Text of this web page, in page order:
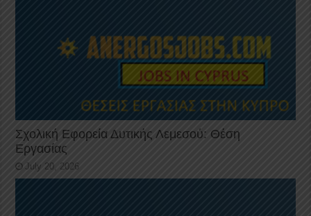
Σχολική Εφορεία Δυτικής Λεμεσού: Θέση
Εργασίας
July 20, 2026